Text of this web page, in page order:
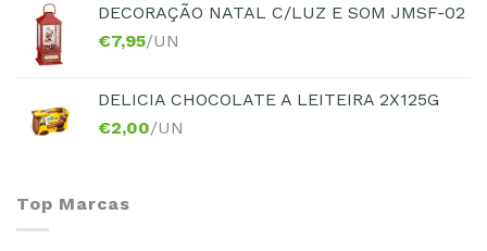
DECORAÇÃO NATAL C/LUZ E SOM JMSF-02
€7,95/UN
DELICIA CHOCOLATE A LEITEIRA 2X125G
€2,00/UN
Top Marcas